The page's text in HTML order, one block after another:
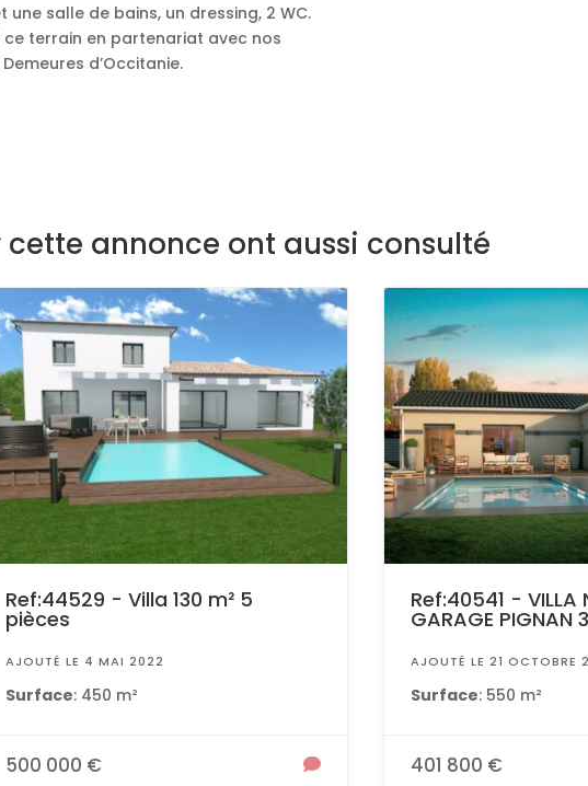
salle de bains, un dressing, 2 WC.
ce terrain en partenariat avec nos
d’Occitanie.
annonce ont aussi consulté
Ref:44529 - Villa 130 m² 5
pièces
AJOUTÉ LE 4 MAI 2022
Surface: 450 m²
500 000 €
Ref:40541 - VILLA
GARAGE PIGNAN
AJOUTÉ LE 21 OCTOBRE
Surface: 550 m²
401 800 €